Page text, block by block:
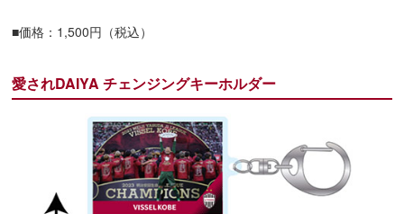
■価格：1,500円（税込）
愛されDAIYA チェンジングキーホルダー